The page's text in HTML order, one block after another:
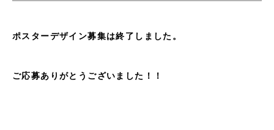
ポスターデザイン募集は終了しました。
ご応募ありがとうございました！！